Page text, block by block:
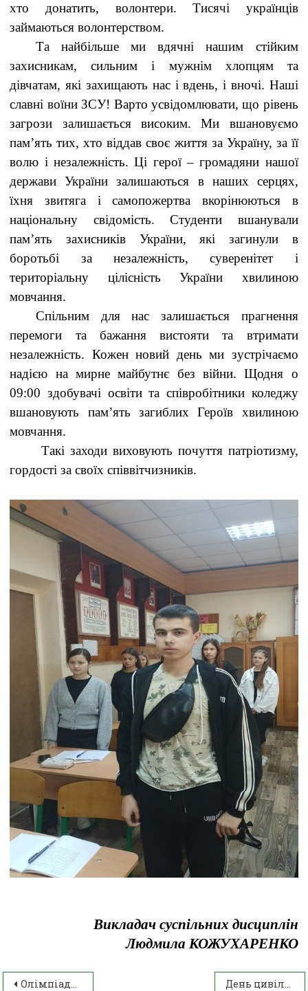
хто донатить, волонтери. Тисячі українців
займаються волонтерством.
Та найбільше ми вдячні нашим стійким
захисникам, сильним і мужнім хлопцям та
дівчатам, які захищають нас і вдень, і вночі. Наші
славні воїни ЗСУ! Варто усвідомлювати, що рівень
загрози залишається високим. Ми вшановуємо
пам’ять тих, хто віддав своє життя за Україну, за її
волю і незалежність. Ці герої – громадяни нашої
держави України залишаються в наших серцях,
їхня звитяга і самопожертва вкорінюються в
національну свідомість. Студенти вшанували
пам’ять захисників України, які загинули в
боротьбі за незалежність, суверенітет і
територіальну цілісність України хвилиною
мовчання.
Спільним для нас залишається прагнення
перемоги та бажання вистояти та втримати
незалежність. Кожен новий день ми зустрічаємо
надією на мирне майбутнє без війни. Щодня о
09:00 здобувачі освіти та співробітники коледжу
вшановують пам’ять загиблих Героїв хвилиною
мовчання.
Такі заходи виховують почуття патріотизму,
гордості за своїх співвітчизників.
Викладач суспільних дисциплін
Людмила КОЖУХАРЕНКО
Олімпіада з інформатики День цивільного захисту в гуртожитку ІАТФК